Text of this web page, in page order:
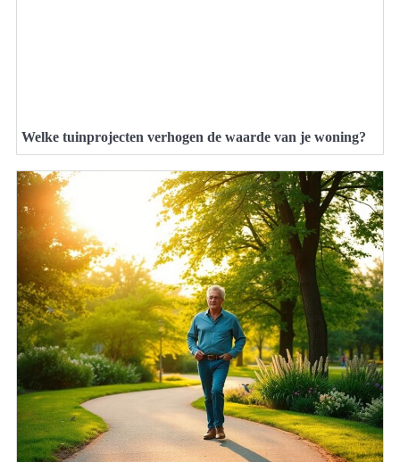
Welke tuinprojecten verhogen de waarde van je woning?